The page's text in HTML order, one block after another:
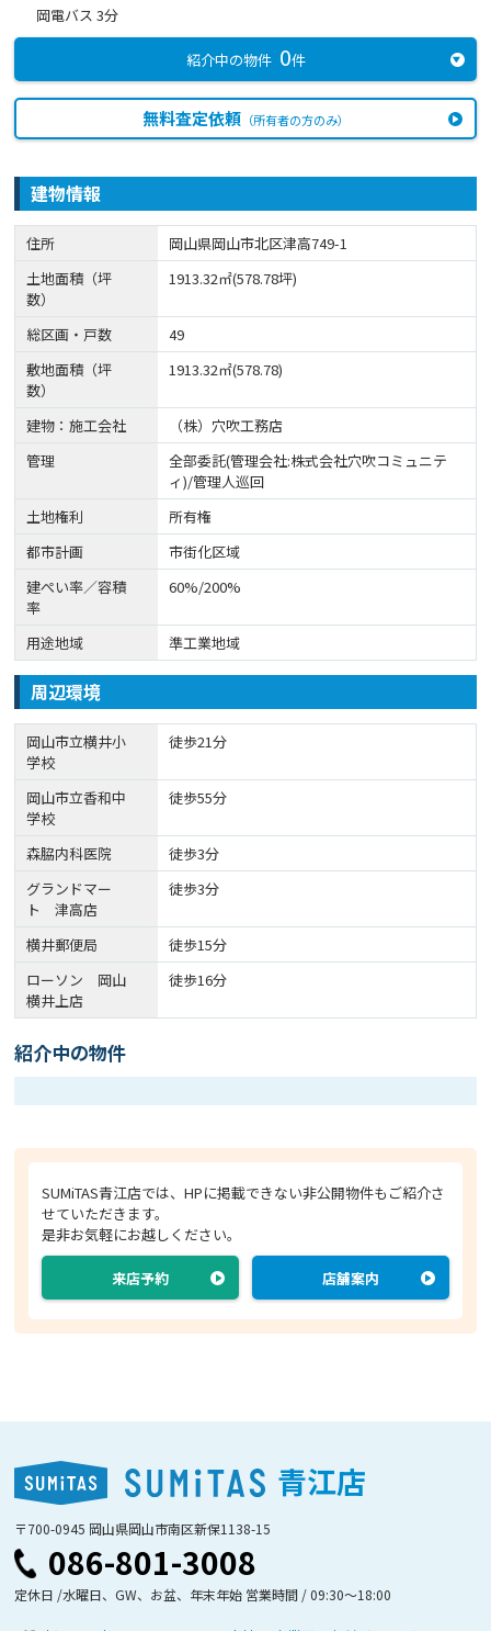
岡電バス 3分
紹介中の物件 0件
無料査定依頼（所有者の方のみ）
建物情報
住所
岡山県岡山市北区津高749-1
土地面積（坪
数）
1913.32㎡(578.78坪)
総区画・戸数
49
敷地面積（坪
数）
1913.32㎡(578.78)
建物：施工会社
（株）穴吹工務店
管理
全部委託(管理会社:株式会社穴吹コミュニテ
ィ)/管理人巡回
土地権利
所有権
都市計画
市街化区域
建ぺい率／容積
率
60%/200%
用途地域 準工業地域
周辺環境
岡山市立横井小
学校
徒歩21分
岡山市立香和中
学校
徒歩55分
森脇内科医院
徒歩3分
グランドマー
ト 津高店
徒歩3分
横井郵便局
徒歩15分
ローソン 岡山
横井上店
徒歩16分
紹介中の物件
SUMiTAS青江店では、HPに掲載できない非公開物件もご紹介さ
せていただきます。
是非お気軽にお越しください。
来店予約 店舗案内
青江店
〒700-0945 岡山県岡山市南区新保1138-15
086-801-3008
定休日 /水曜日、GW、お盆、年末年始 営業時間 / 09:30〜18:00